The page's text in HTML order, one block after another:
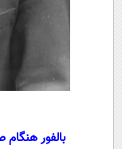
بالفور هنگام